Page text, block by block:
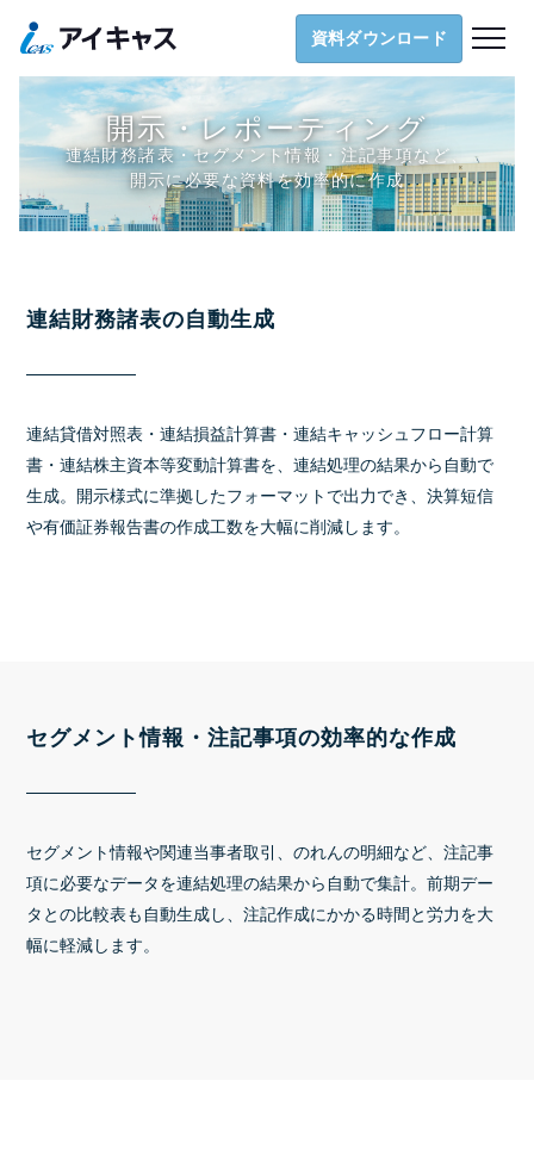
資料ダウンロード
ナレッジ
お役立ち資料
お知らせ
開示・レポーティング
連結財務諸表・セグメント情報・注記事項など、
開示に必要な資料を効率的に作成
連結財務諸表の自動生成
連結貸借対照表・連結損益計算書・連結キャッシュフロー計算
書・連結株主資本等変動計算書を、連結処理の結果から自動で
生成。開示様式に準拠したフォーマットで出力でき、決算短信
や有価証券報告書の作成工数を大幅に削減します。
セグメント情報・注記事項の効率的な作成
セグメント情報や関連当事者取引、のれんの明細など、注記事
項に必要なデータを連結処理の結果から自動で集計。前期デー
タとの比較表も自動生成し、注記作成にかかる時間と労力を大
幅に軽減します。